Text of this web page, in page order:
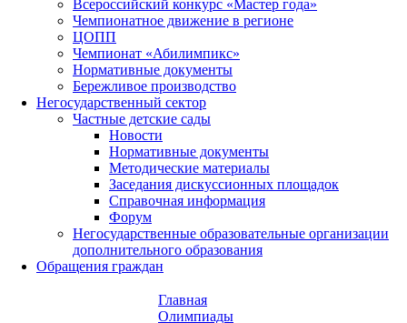
Всероссийский конкурс «Мастер года»
Чемпионатное движение в регионе
ЦОПП
Чемпионат «Абилимпикс»
Нормативные документы
Бережливое производство
Негосударственный сектор
Частные детские сады
Новости
Нормативные документы
Методические материалы
Заседания дискуссионных площадок
Справочная информация
Форум
Негосударственные образовательные организации
дополнительного образования
Обращения граждан
Главная
Олимпиады